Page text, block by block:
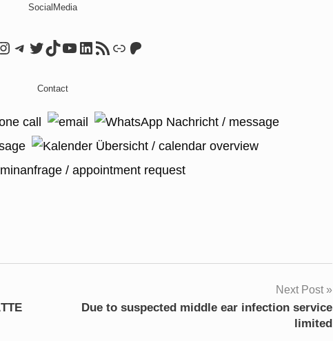
SocialMedia
Telegram
Twitter
TikTok
YouTube
LinkedIn
RSS Feed
LinkPatreon
Contact
Next Post
Due to suspected middle ear infection service
limited